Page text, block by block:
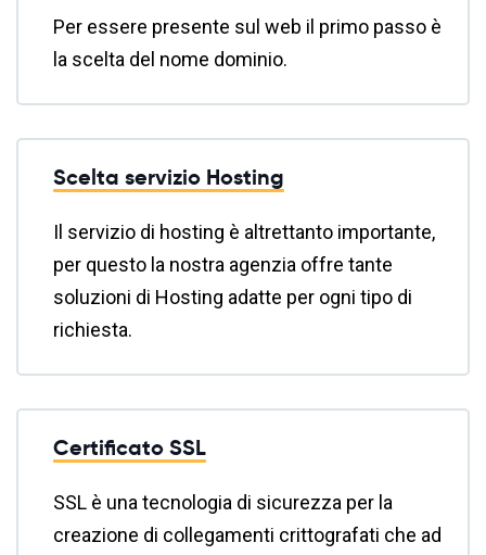
Per essere presente sul web il primo passo è
la scelta del nome dominio.
Scelta servizio Hosting
Il servizio di hosting è altrettanto importante,
per questo la nostra agenzia offre tante
soluzioni di Hosting adatte per ogni tipo di
richiesta.
Certificato SSL
SSL è una tecnologia di sicurezza per la
creazione di collegamenti crittografati che ad